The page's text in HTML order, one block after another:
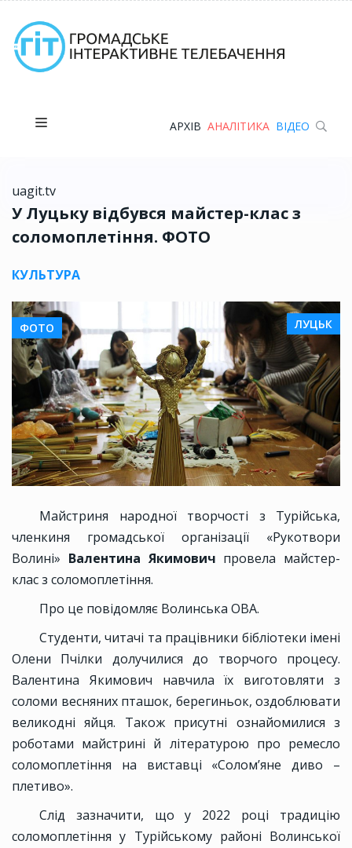
АРХІВ АНАЛІТИКА ВІДЕО
uagit.tv
У Луцьку відбувся майстер-клас з
соломоплетіння. ФОТО
КУЛЬТУРА
ФОТО ЛУЦЬК
Майстриня народної творчості з Турійська,
членкиня громадської організації «Рукотвори
Волині» Валентина Якимович провела майстер-
клас з соломоплетіння.
Про це повідомляє Волинська ОВА.
Студенти, читачі та працівники бібліотеки імені
Олени Пчілки долучилися до творчого процесу.
Валентина Якимович навчила їх виготовляти з
соломи весняних пташок, берегиньок, оздоблювати
великодні яйця. Також присутні ознайомилися з
роботами майстрині й літературою про ремесло
соломоплетіння на виставці «Солом’яне диво –
плетиво».
Слід зазначити, що у 2022 році традицію
соломоплетіння у Турійському районі Волинської